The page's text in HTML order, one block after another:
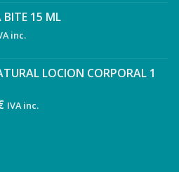
15 ML
inc.
LOCION CORPORAL 1
IVA inc.